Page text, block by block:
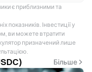
є приблизними та
показників. Інвестиції у
ви можете втратити
призначений лише
Більше